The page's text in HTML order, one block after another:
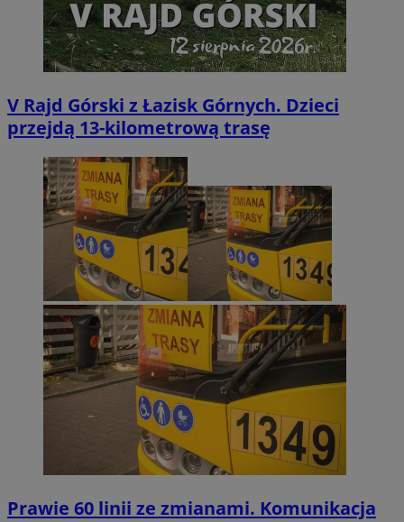
V Rajd Górski z Łazisk Górnych. Dzieci
przejdą 13-kilometrową trasę
Prawie 60 linii ze zmianami. Komunikacja